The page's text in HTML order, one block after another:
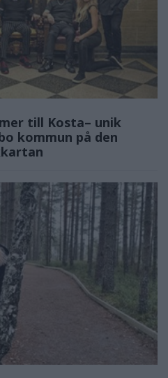
till Kosta– unik
kommun på den